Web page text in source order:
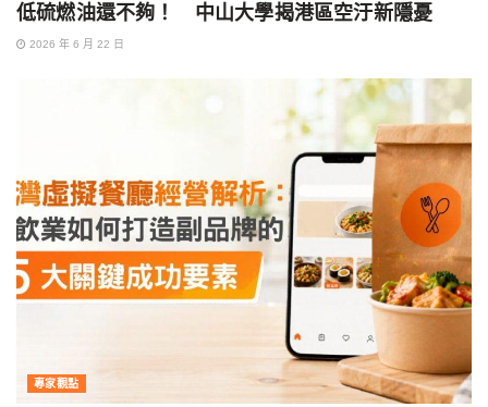
低硫燃油還不夠！ 中山大學揭港區空汙新隱憂
2026 年 6 月 22 日
專家觀點